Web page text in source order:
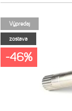
Výpredaj
zostava
-46%